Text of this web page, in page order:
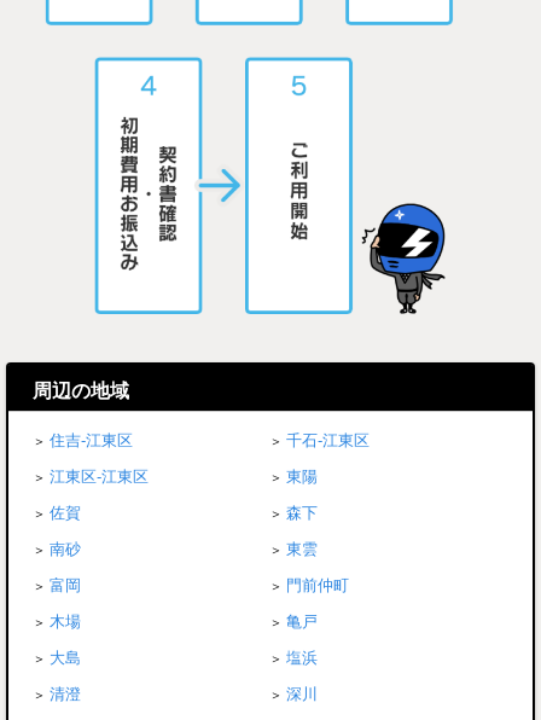
周辺の地域
住吉-江東区
千石-江東区
江東区-江東区
東陽
佐賀
森下
南砂
東雲
富岡
門前仲町
木場
亀戸
大島
塩浜
清澄
深川